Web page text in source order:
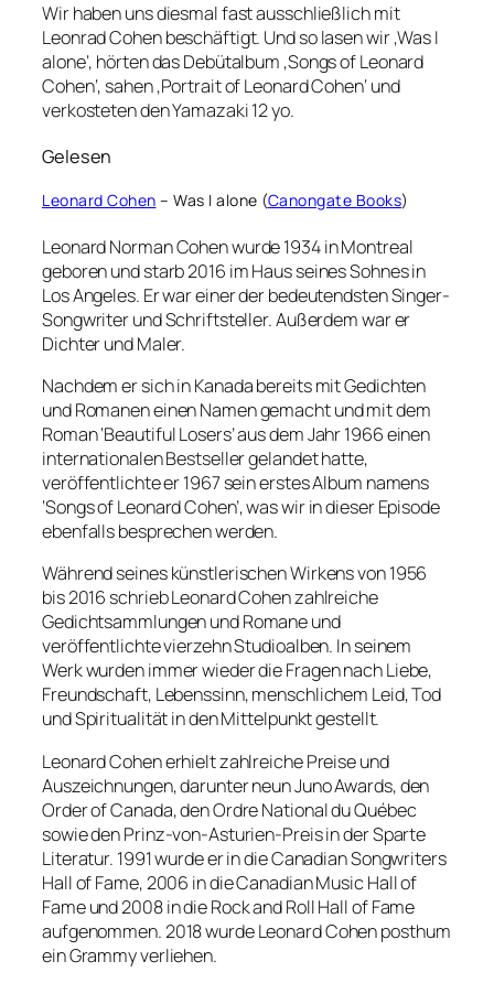
Wir haben uns diesmal fast ausschließlich mit
Leonrad Cohen beschäftigt. Und so lasen wir ‚Was I
alone‘, hörten das Debütalbum ‚Songs of Leonard
Cohen‘, sahen ‚Portrait of Leonard Cohen‘ und
verkosteten den Yamazaki 12 yo.
Gelesen
Leonard Cohen – Was I alone (Canongate Books)
Leonard Norman Cohen wurde 1934 in Montreal
geboren und starb 2016 im Haus seines Sohnes in
Los Angeles. Er war einer der bedeutendsten Singer-
Songwriter und Schriftsteller. Außerdem war er
Dichter und Maler.
Nachdem er sich in Kanada bereits mit Gedichten
und Romanen einen Namen gemacht und mit dem
Roman ‘Beautiful Losers’ aus dem Jahr 1966 einen
internationalen Bestseller gelandet hatte,
veröffentlichte er 1967 sein erstes Album namens
‘Songs of Leonard Cohen’, was wir in dieser Episode
ebenfalls besprechen werden.
Während seines künstlerischen Wirkens von 1956
bis 2016 schrieb Leonard Cohen zahlreiche
Gedichtsammlungen und Romane und
veröffentlichte vierzehn Studioalben. In seinem
Werk wurden immer wieder die Fragen nach Liebe,
Freundschaft, Lebenssinn, menschlichem Leid, Tod
und Spiritualität in den Mittelpunkt gestellt.
Leonard Cohen erhielt zahlreiche Preise und
Auszeichnungen, darunter neun Juno Awards, den
Order of Canada, den Ordre National du Québec
sowie den Prinz-von-Asturien-Preis in der Sparte
Literatur. 1991 wurde er in die Canadian Songwriters
Hall of Fame, 2006 in die Canadian Music Hall of
Fame und 2008 in die Rock and Roll Hall of Fame
aufgenommen. 2018 wurde Leonard Cohen posthum
ein Grammy verliehen.